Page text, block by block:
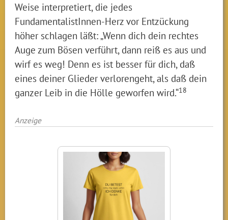
Weise interpretiert, die jedes
FundamentalistInnen-Herz vor Entzückung
höher schlagen läßt: „Wenn dich dein rechtes
Auge zum Bösen verführt, dann reiß es aus und
wirf es weg! Denn es ist besser für dich, daß
eines deiner Glieder verlorengeht, als daß dein
ganzer Leib in die Hölle geworfen wird.“18
Anzeige